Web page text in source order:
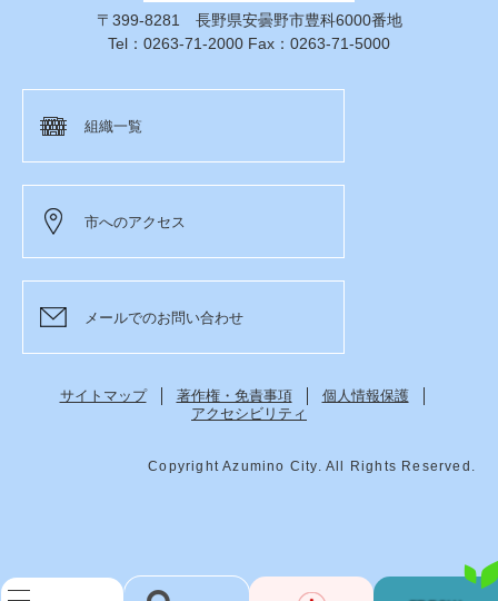
〒399-8281 長野県安曇野市豊科6000番地
Tel：0263-71-2000 Fax：0263-71-5000
組織一覧
市へのアクセス
メールでのお問い合わせ
サイトマップ 著作権・免責事項
個人情報保護
アクセシビリティ
Copyright Azumino City. All Rights Reserved.